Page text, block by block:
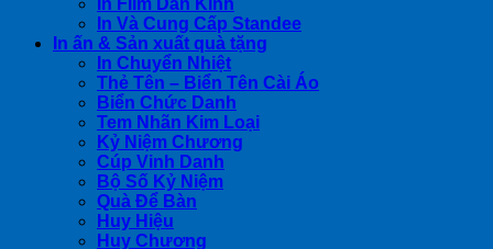
In Film Dán Kính
In Và Cung Cấp Standee
In ấn & Sản xuất quà tặng
In Chuyển Nhiệt
Thẻ Tên – Biển Tên Cài Áo
Biển Chức Danh
Tem Nhãn Kim Loại
Kỷ Niệm Chương
Cúp Vinh Danh
Bộ Số Kỷ Niệm
Quà Để Bàn
Huy Hiệu
Huy Chương